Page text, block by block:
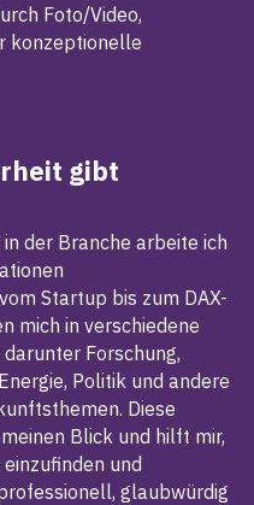
Foto/Video,
konzeptionelle
gibt
der Branche arbeite ich
Startup bis zum DAX-
mich in verschiedene
Forschung,
Politik und andere
Diese
Blick und hilft mir,
und
glaubwürdig